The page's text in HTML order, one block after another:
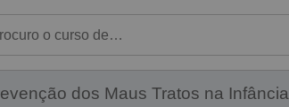
dos Maus Tratos na Infância